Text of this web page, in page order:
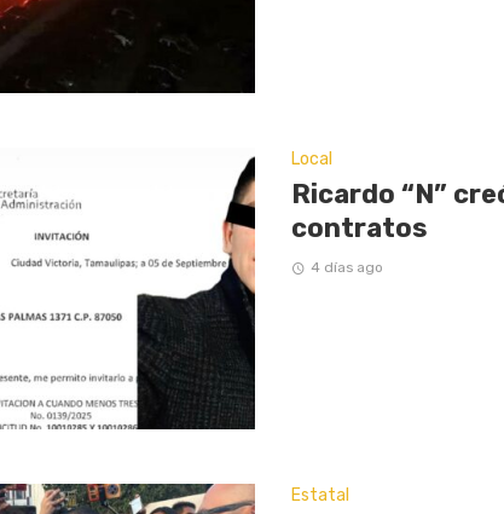
Local
Ricardo “N”
contratos
4 días ago
Estatal